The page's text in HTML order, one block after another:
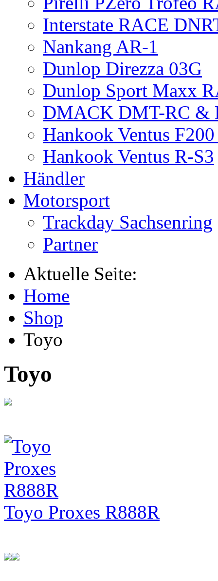
Interstate RACE
Nankang AR-1
Dunlop Direzza 03G
Dunlop Sport Maxx
DMACK DMT-RC &
Hankook Ventus
Hankook Ventus R-S3
Händler
Motorsport
Trackday Sachsenring
Partner
Aktuelle Seite:
Home
Shop
Toyo
Toyo
Toyo Proxes R888R